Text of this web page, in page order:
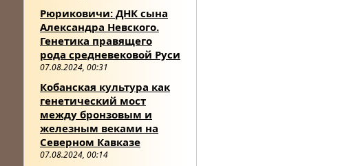
Рюриковичи: ДНК сына
Александра Невского.
Генетика правящего
рода средневековой Руси
07.08.2024, 00:31
Кобанская культура как
генетический мост
между бронзовым и
железным веками на
Северном Кавказе
07.08.2024, 00:14